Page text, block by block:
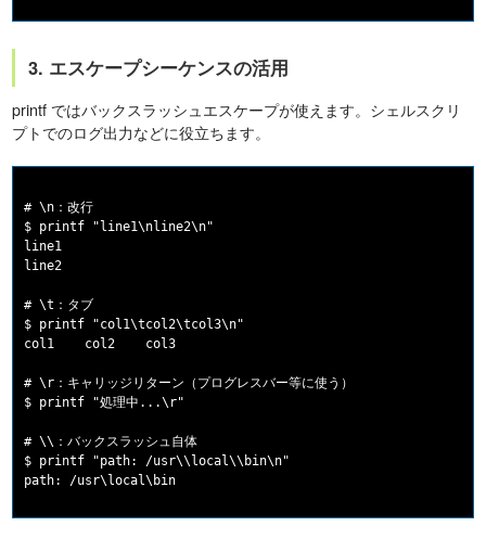
3. エスケープシーケンスの活用
printf ではバックスラッシュエスケープが使えます。シェルスクリ
プトでのログ出力などに役立ちます。
# \n：改行
$ printf "line1\nline2\n"
line1
line2
# \t：タブ
$ printf "col1\tcol2\tcol3\n"
col1    col2    col3
# \r：キャリッジリターン（プログレスバー等に使う）
$ printf "処理中...\r"
# \\：バックスラッシュ自体
$ printf "path: /usr\\local\\bin\n"